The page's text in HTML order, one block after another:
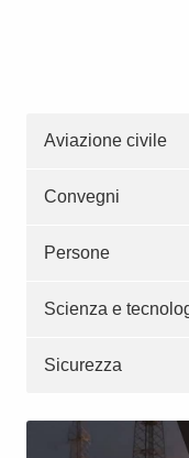
Aviazione civile
Convegni
Persone
Scienza e
Sicurezza